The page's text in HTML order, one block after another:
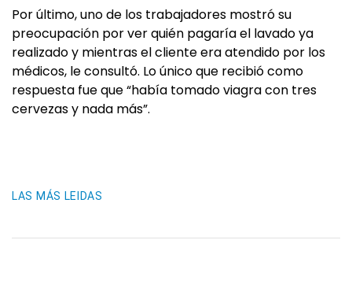
Por último, uno de los trabajadores mostró su
preocupación por ver quién pagaría el lavado ya
realizado y mientras el cliente era atendido por los
médicos, le consultó. Lo único que recibió como
respuesta fue que “había tomado viagra con tres
cervezas y nada más”.
LAS MÁS LEIDAS